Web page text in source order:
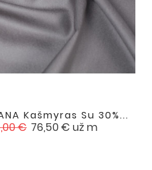
Kašmyras Su 30%...
€ Kaina
76,50 € už m
 favorite